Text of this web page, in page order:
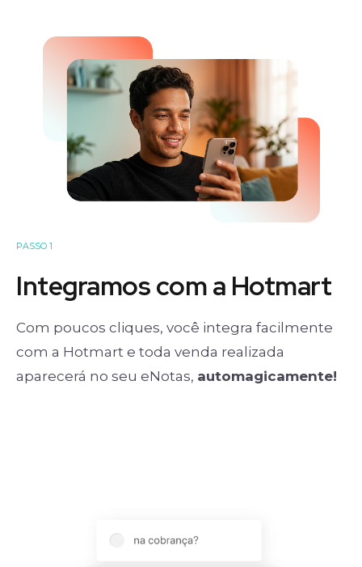
PASSO 1
Integramos com a Hotmart
Com poucos cliques, você integra facilmente
com a Hotmart e toda venda realizada
aparecerá no seu eNotas, automagicamente!